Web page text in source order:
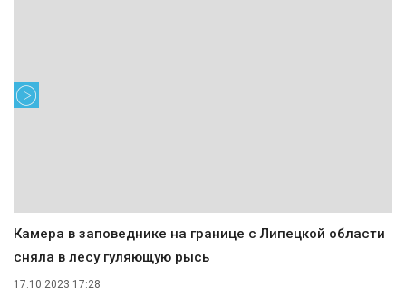
Камера в заповеднике на границе с Липецкой области
сняла в лесу гуляющую рысь
17.10.2023 17:28